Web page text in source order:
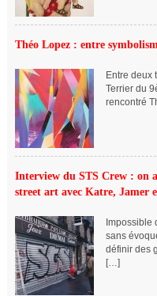
Théo Lopez : entre
Entre deux
Terrier du
rencontré
Interview du STS Crew : on
street art avec Katre, Jamer
Impossible
sans
définir des
[…]